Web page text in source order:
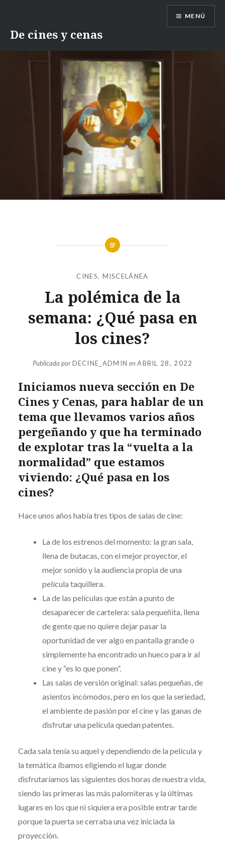
De cines y cenas
MENÚ
CINES, MISCELÁNEA
La polémica de la
semana: ¿Qué pasa en
los cines?
Publicada porDECINE_ADMIN enABRIL 28, 2022
Iniciamos nueva sección en De
Cines y Cenas, para hablar de un
tema que llevamos varios años
pergeñando y que ha terminado
de explotar tras la “vuelta a la
normalidad” que estamos
viviendo: ¿Qué pasa en los
cines?
Hace unos años había tres tipos de salas de cine:
La de los estrenos del momento: la gran sala,
llena de butacas, con el mejor proyector, el
mejor sonido y la audiencia propia de una
película taquillera.
La de las películas que están a punto de
desaparecer de cartelera: sala pequeñita, llena
de gente que no quiere dejar pasar la
oportunidad de ver algo en pantalla grande o
simplemente ha encontrado un hueco para ir al
cine y “es lo que ponen”.
Las salas de versión original: salas pequeñas, de
asientos incómodos, pero en los que la seriedad,
el ambiente de pasión por el cine y las ganas de
disfrutar una película quedan patentes.
Cada sala tenía su aquel y dependiendo de la película y
la temática íbamos eligiendo el lugar donde
disfrutaríamos las siguientes dos horas de nuestra vida,
siendo las primeras las más palomiteras y la últimas
lugares en los que ni siquiera era posible entrar tarde
porque la puerta se cerraba una vez iniciada la
proyección.